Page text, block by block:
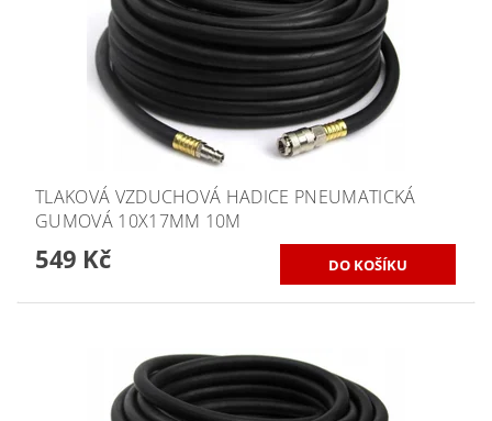
TLAKOVÁ VZDUCHOVÁ HADICE PNEUMATICKÁ
GUMOVÁ 10X17MM 10M
549 Kč